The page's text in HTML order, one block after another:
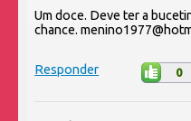
Um doce. Deve ter a
chance.
Responder 0